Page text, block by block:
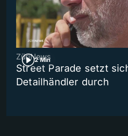
2 Min
ZüriNews
Street Parade setzt
Detailhändler durch